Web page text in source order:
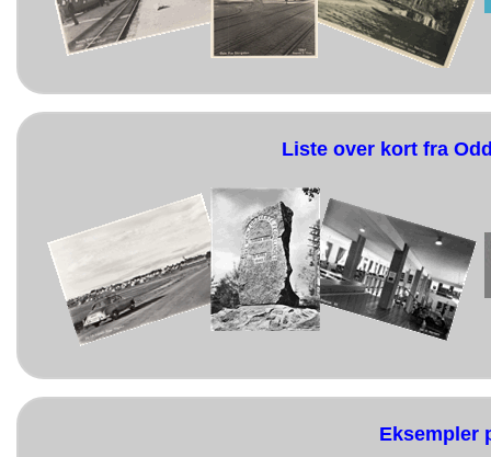
Liste over kort fra
Eksempler